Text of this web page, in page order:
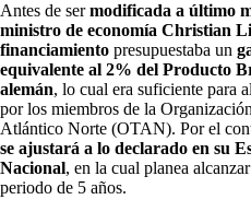
Antes de sermodificada a último
ministro de economía Christian
financiamiento presupuestaba un
equivalente al 2% del Producto
alemán, lo cual era suficiente para
por los miembros de la
Atlántico Norte (OTAN). Por el
se ajustará a lo declarado en su
Nacional, en la cual planea
periodo de 5 años.